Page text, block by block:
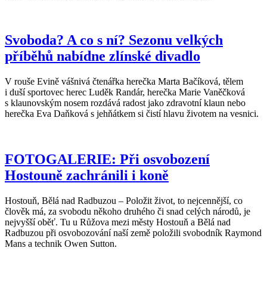
Svoboda? A co s ní? Sezonu velkých
příběhů nabídne zlínské divadlo
V rouše Evině vášnivá čtenářka herečka Marta Bačíková, tělem
i duší sportovec herec Luděk Randár, herečka Marie Vaněčková
s klaunovským nosem rozdává radost jako zdravotní klaun nebo
herečka Eva Daňková s jehňátkem si čistí hlavu životem na vesnici.
FOTOGALERIE: Při osvobození
Hostouně zachránili i koně
Hostouň, Bělá nad Radbuzou – Položit život, to nejcennější, co
člověk má, za svobodu někoho druhého či snad celých národů, je
nejvyšší oběť. Tu u Růžova mezi městy Hostouň a Bělá nad
Radbuzou při osvobozování naší země položili svobodník Raymond
Mans a technik Owen Sutton.